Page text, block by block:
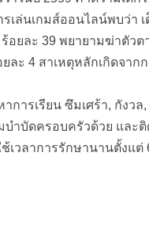
เล่นเกมส์ออนไลน์พบว่า
อยละ 39 พยายามฆ่าตัวต
ะ 4 สาเหตุหลักเกิดจากก
ารเรียน ซึมเศร้า, กังวล,
บำบัดครอบครัวด้วย และ
วลาการรักษานานตั้งแต่